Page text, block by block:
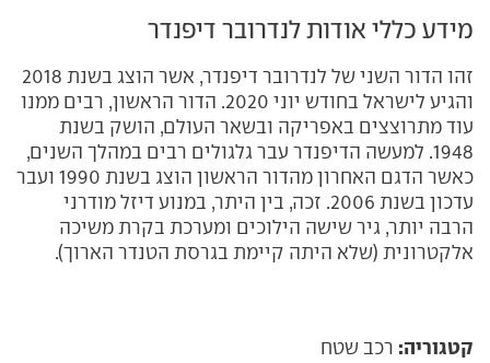
מידע כללי אודות לנדרובר דיפנדר
זהו הדור השני של לנדרובר דיפנדר, אשר הוצג בשנת 2018
והגיע לישראל בחודש יוני 2020. הדור הראשון, רבים ממנו
עוד מתרוצצים באפריקה ובשאר העולם, הושק בשנת
1948. למעשה הדיפנדר עבר גלגולים רבים במהלך השנים,
כאשר הדגם האחרון מהדור הראשון
הוצג בשנת 1990 ועבר
עדכון בשנת 2006. זכה, בין היתר, במנוע דיזל מודרני
הרבה יותר, גיר שישה הילוכים ומערכת בקרת משיכה
אלקטרונית (שלא היתה קיימת בגרסת הטנדר הארוך).
קטגוריה: רכב שטח